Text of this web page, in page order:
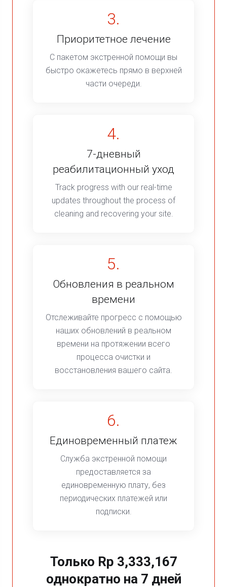
3.
Приоритетное лечение
С пакетом экстренной помощи вы
быстро окажетесь прямо в верхней
части очереди.
4.
7-дневный
реабилитационный уход
Track progress with our real-time
updates throughout the process of
cleaning and recovering your site.
5.
Обновления в реальном
времени
Отслеживайте прогресс с помощью
наших обновлений в реальном
времени на протяжении всего
процесса очистки и
восстановления вашего сайта.
6.
Единовременный платеж
Служба экстренной помощи
предоставляется за
единовременную плату, без
периодических платежей или
подписки.
Только Rp 3,333,167
однократно на 7 дней